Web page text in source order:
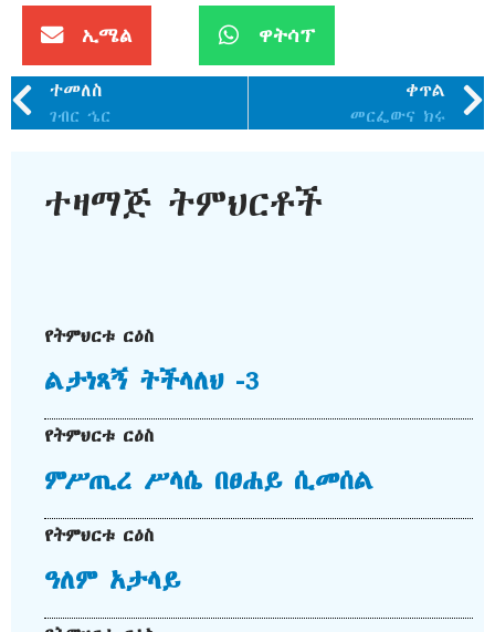
ኢሜል ዋትሳፕ
ተመለስ
ገብር ኄር
ቀጥል
መርፌውና ክሩ
ተዛማጅ ትምህርቶች
የትምህርቱ ርዕስ
ልታነጻኝ ትችላለህ -3
የትምህርቱ ርዕስ
ምሥጢረ ሥላሴ በፀሐይ ሲመሰል
የትምህርቱ ርዕስ
ዓለም አታላይ